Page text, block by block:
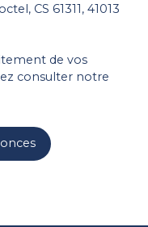
CS 61311, 41013
de vos
consulter notre